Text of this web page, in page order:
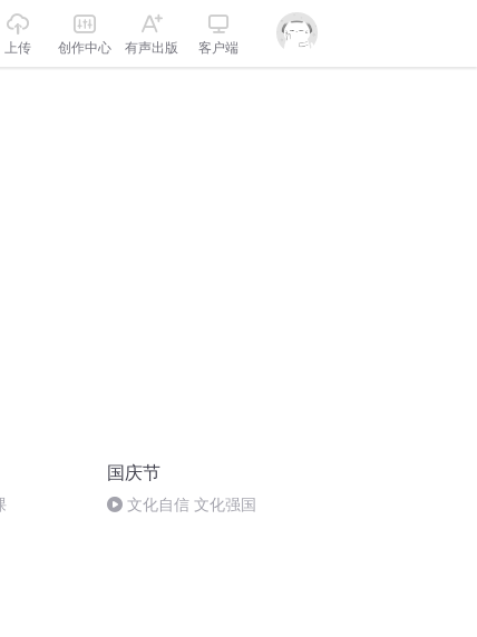
上传 创作中心 有声出版 客户端
国庆节
文化自信 文化强国